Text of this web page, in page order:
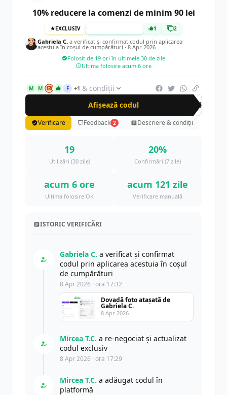
10% reducere la comenzi de minim 90 lei
EXCLUSIV 1 2
Gabriela C. a verificat și confirmat codul prin aplicarea
acestuia în coșul de cumpărături · 8 Apr 2026
Folosit de 19 ori în ultimele 30 de zile
Ultima folosire acum 6 ore
M M F +1 & condiții
Afișează codul
CRN
Verificare Feedback 2 Descriere & condiții
19
Utilizări (30 zile)
20%
Confirmări (7 zile)
acum 6 ore
Ultima folosire OK
acum 121 zile
Verificare manuală
ISTORIC VERIFICĂRI
Gabriela C. a verificat și confirmat
codul prin aplicarea acestuia în coșul
de cumpărături
8 Apr 2026 · ora 17:32
Dovadă foto atașată de
Gabriela C.
8 Apr 2026
Mircea T.C. a re-negociat și actualizat
codul exclusiv
8 Apr 2026 · ora 17:29
Mircea T.C. a adăugat codul în
platformă